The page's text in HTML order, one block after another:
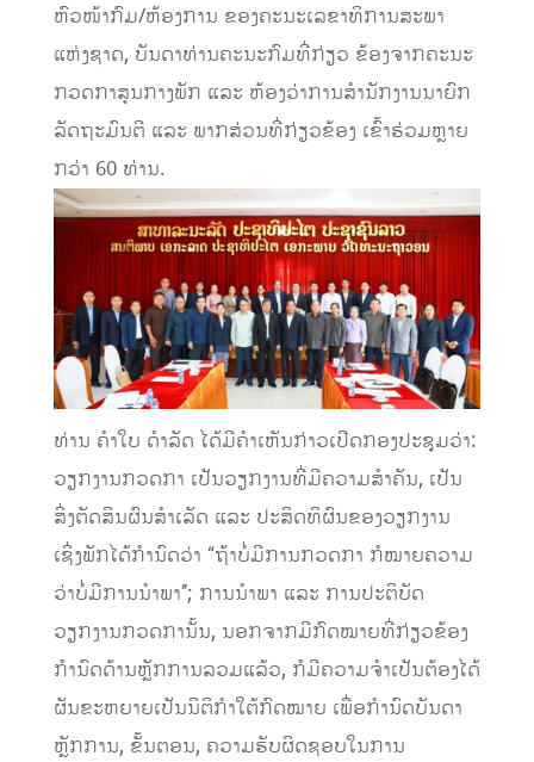
ຫົວໜ້າກົມ/ຫ້ອງການ ຂອງຄະນະເລຂາທິການສະພາ
ແຫ່ງຊາດ, ບັນດາທ່ານຄະນະກົມທີ່ກ່ຽວ ຂ້ອງຈາກຄະນະ
ກວດກາສູນກາງພັກ ແລະ ຫ້ອງວ່າການສຳນັກງານນາຍົກ
ລັດຖະມົນຕີ ແລະ ພາກສ່ວນທີ່ກ່ຽວຂ້ອງ ເຂົ້າຮ່ວມຫຼາຍ
ກວ່າ 60 ທ່ານ.
ທ່ານ ຄໍາໃບ ດໍາລັດ ໄດ້ມີຄໍາເຫັນກ່າວເປີດກອງປະຊຸມວ່າ:
ວຽກງານກວດກາ ເປັນວຽກງານທີ່ມີຄວາມສໍາຄັນ, ເປັນ
ສິ່ງຕັດສິນຜົນສໍາເລັດ ແລະ ປະສິດທິຜົນຂອງວຽກງານ
ເຊິ່ງພັກໄດ້ກຳນົດວ່າ “ຖ້າບໍ່ມີການກວດກາ ກໍໝາຍຄວາມ
ວ່າບໍ່ມີການນໍາພາ’’; ການນໍາພາ ແລະ ການປະຕິບັດ
ວຽກງານກວດການັ້ນ, ນອກຈາກມີກົດໝາຍທີ່ກ່ຽວຂ້ອງ
ກຳນົດດ້ານຫຼັກການລວມແລ້ວ, ກໍມີຄວາມຈຳເປັນຕ້ອງໄດ້
ຜັນຂະຫຍາຍເປັນນິຕິກຳໃຕ້ກົດໝາຍ ເພື່ອກຳນົດບັນດາ
ຫຼັກການ, ຂັ້ນຕອນ, ຄວາມຮັບຜິດຊອບໃນການ